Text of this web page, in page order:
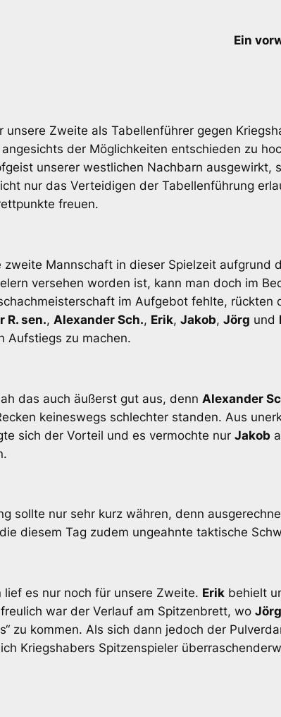
Ein
unsere Zweite als Tabellenführer gegen
der Möglichkeiten entschieden zu
unserer westlichen Nachbarn
nur das Verteidigen der Tabellenführung
freuen.
zweite Mannschaft in dieser Spielzeit
versehen worden ist, kann man doch im
im Aufgebot fehlte, rückten
R. sen., Alexander Sch., Erik, Jakob, Jörg und
Aufstiegs zu machen.
das auch äußerst gut aus, denn Alexander
keineswegs schlechter standen. Aus
sich der Vorteil und es vermochte nur Jakob
sollte nur sehr kurz währen, denn
diesem Tag zudem ungeahnte taktische
lief es nur noch für unsere Zweite. Erik behielt
war der Verlauf am Spitzenbrett, wo Jörg
zu kommen. Als sich dann jedoch der
Kriegshabers Spitzenspieler